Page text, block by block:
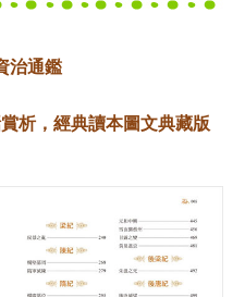
治通鑑
析，經典讀本圖文典藏版